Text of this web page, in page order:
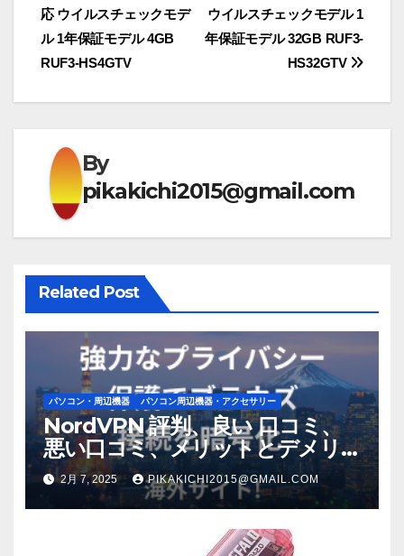
稿
ナ
ー
シ
ョ
ン
ウイルスチェックモデル 1
年保証モデル 32GB RUF3-
HS32GTV
応 ウイルスチェックモデ
ル 1年保証モデル 4GB
RUF3-HS4GTV
By
pikakichi2015@gmail.com
Related Post
パソコン・周辺機器 パソコン周辺機器・アクセサリー
NordVPN 評判、良い 口コミ、
悪い口コミ、メリットとデメリ
ット!! 【徹底解説】
2月 7, 2025 PIKAKICHI2015@GMAIL.COM